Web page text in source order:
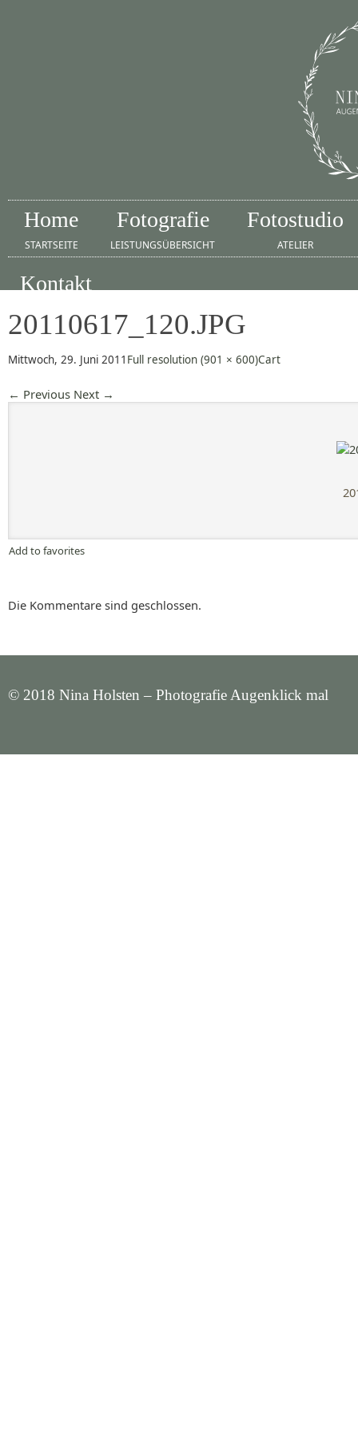
Home
STARTSEITE
Fotografie
LEISTUNGSÜBERSICHT
Fotostudio
ATELIER
Kontakt
20110617_120.JPG
Mittwoch, 29. Juni 2011 Full resolution (901 × 600)Cart
← Previous Next →
Add to favorites
Die Kommentare sind geschlossen.
© 2018 Nina Holsten – Photografie Augenklick mal